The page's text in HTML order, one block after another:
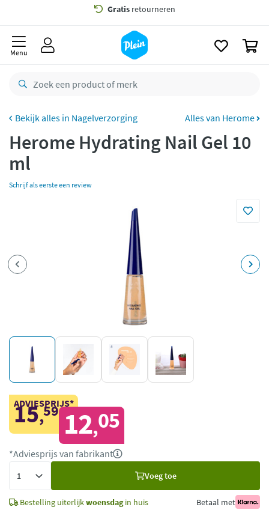
Gratisbezorging vanaf 35,- *
besteld,maandag
retourneren
CO2 neutraal
Betaal met Klarna
Menu
Nagelverzorging Alles van Herome
Herome Hydrating Nail Gel 10
ml
Schrijf als eerste een review
ADVIESPRIJS*
15,59 12,05
*Adviesprijs van fabrikant
Voeg toe
Bestelling uiterlijkwoensdagin huis Betaal met